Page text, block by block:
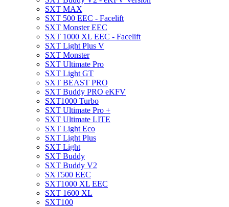
SXT MAX
SXT 500 EEC - Facelift
SXT Monster EEC
SXT 1000 XL EEC - Facelift
SXT Light Plus V
SXT Monster
SXT Ultimate Pro
SXT Light GT
SXT BEAST PRO
SXT Buddy PRO eKFV
SXT1000 Turbo
SXT Ultimate Pro +
SXT Ultimate LITE
SXT Light Eco
SXT Light Plus
SXT Light
SXT Buddy
SXT Buddy V2
SXT500 EEC
SXT1000 XL EEC
SXT 1600 XL
SXT100